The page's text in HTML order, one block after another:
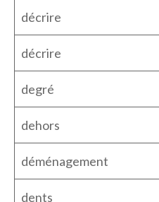
décrire
décrire
degré
dehors
déménagement
dents